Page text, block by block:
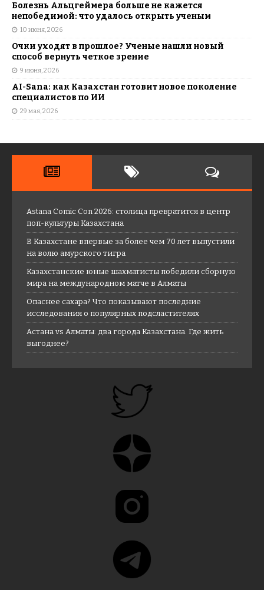
Болезнь Альцгеймера больше не кажется
непобедимой: что удалось открыть ученым
10 июня, 2026
Очки уходят в прошлое? Ученые нашли новый
способ вернуть четкое зрение
9 июня, 2026
AI-Sana: как Казахстан готовит новое поколение
специалистов по ИИ
29 мая, 2026
Astana Comic Con 2026: столица превратится в центр
поп-культуры Казахстана
В Казахстане впервые за более чем 70 лет выпустили
на волю амурского тигра
Казахстанские юные шахматисты победили сборную
мира на международном матче в Алматы
Опаснее сахара? Что показывают последние
исследования о популярных подсластителях
Астана vs Алматы: два города Казахстана. Где жить
выгоднее?